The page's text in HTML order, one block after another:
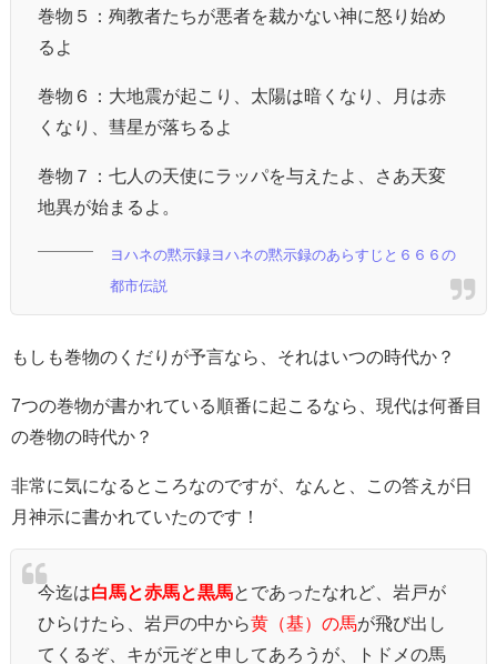
巻物５：殉教者たちが悪者を裁かない神に怒り始め
るよ
巻物６：大地震が起こり、太陽は暗くなり、月は赤
くなり、彗星が落ちるよ
巻物７：七人の天使にラッパを与えたよ、さあ天変
地異が始まるよ。
ヨハネの黙示録ヨハネの黙示録のあらすじと６６６の
都市伝説
もしも巻物のくだりが予言なら、それはいつの時代か？
7つの巻物が書かれている順番に起こるなら、現代は何番目
の巻物の時代か？
非常に気になるところなのですが、なんと、この答えが日
月神示に書かれていたのです！
今迄は白馬と赤馬と黒馬とであったなれど、岩戸が
ひらけたら、岩戸の中から黄（基）の馬が飛び出し
てくるぞ、キが元ぞと申してあろうが、トドメの馬